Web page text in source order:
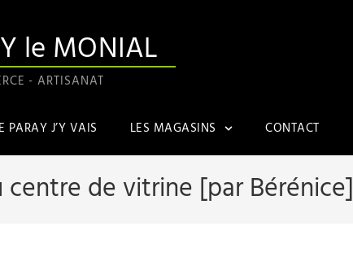
le MONIAL
- ARTISANAT
PARAY J’Y VAIS LES MAGASINS CONTACT
centre de vitrine [par Bérénice]